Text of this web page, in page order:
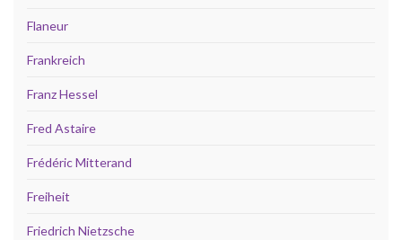
Flaneur
Frankreich
Franz Hessel
Fred Astaire
Frédéric Mitterand
Freiheit
Friedrich Nietzsche